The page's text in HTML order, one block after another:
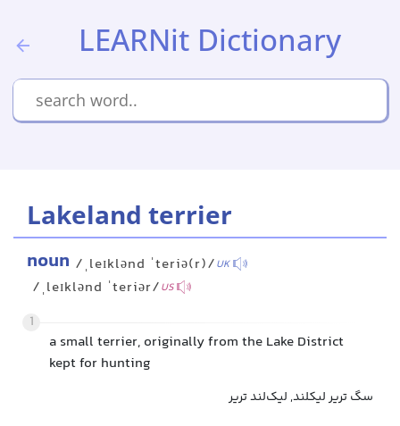
LEARNit Dictionary
Lakeland terrier
noun /ˌleɪklənd ˈteriə(r)/UK
/ˌleɪklənd ˈteriər/US
1
a small terrier, originally from the Lake District
kept for hunting
سگ تریر لیکلند, لیک‌لند تریر